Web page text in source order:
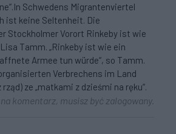
Schwedens Migrantenviertel
ist keine Seltenheit. Die
Stockholmer Vorort Rinkeby ist wie
Tamm. „Rinkeby ist wie ein
Armee tun würde“, so Tamm.
Verbrechens im Land
ze „matkami z dzieśmi na ręku“.
komentarz, musisz być zalogowany.